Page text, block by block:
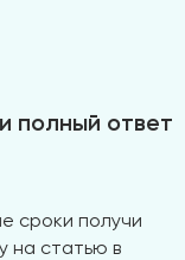
полный ответ
сроки получи
на статью в